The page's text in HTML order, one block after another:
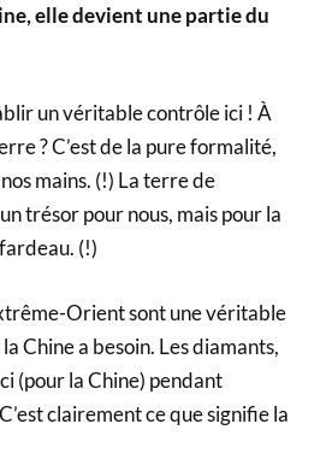
elle devient une partie du
un véritable contrôle ici ! À
? C’est de la pure formalité,
mains. (!) La terre de
trésor pour nous, mais pour la
fardeau. (!)
Orient sont une véritable
Chine a besoin. Les diamants,
(pour la Chine) pendant
clairement ce que signifie la